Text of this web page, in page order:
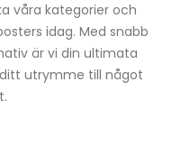
våra kategorier och
idag. Med snabb
är vi din ultimata
utrymme till något